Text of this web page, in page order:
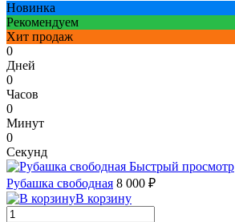
Новинка
Рекомендуем
Хит продаж
0
Дней
0
Часов
0
Минут
0
Секунд
Быстрый просмотр
Рубашка свободная 8 000 ₽
В корзину